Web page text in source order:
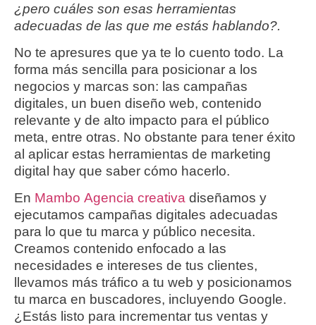
¿pero cuáles son esas herramientas
adecuadas de las que me estás hablando?.
No te apresures que ya te lo cuento todo. La
forma más sencilla para posicionar a los
negocios y marcas son: las campañas
digitales, un buen diseño web, contenido
relevante y de alto impacto para el público
meta, entre otras. No obstante para tener éxito
al aplicar estas herramientas de marketing
digital hay que saber cómo hacerlo.
En Mambo Agencia creativa diseñamos y
ejecutamos campañas digitales adecuadas
para lo que tu marca y público necesita.
Creamos contenido enfocado a las
necesidades e intereses de tus clientes,
llevamos más tráfico a tu web y posicionamos
tu marca en buscadores, incluyendo Google.
¿Estás listo para incrementar tus ventas y